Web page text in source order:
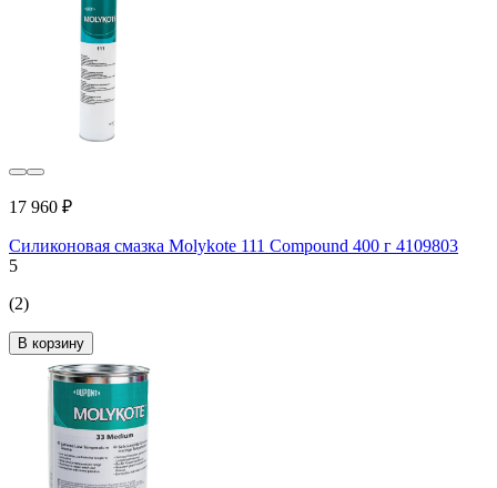
17 960 ₽
Силиконовая смазка Molykote 111 Compound 400 г 4109803
5
(2)
В корзину